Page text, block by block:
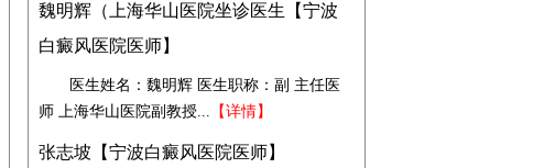
魏明辉（上海华山医院坐诊医生【宁波
白癜风医院医师】
医生姓名：魏明辉 医生职称：副 主任医
师 上海华山医院副教授... 【详情】
张志坡【宁波白癜风医院医师】